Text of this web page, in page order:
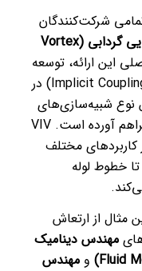
شرکت‌کنندگان
ارتعاش القایی گردابی (Vortex
این ارائه، توسعه
چشمگیر روش‌های کوپلینگ ضمنی (Implicit Coupling) در
نوع شبیه‌سازی‌های
پیچیده را به شیوه‌ای دقیق و کارآمد فراهم آورده است. VIV
مختلف
خطوط لوله
مثال از ارتعاش
مهندس دینامیک
و مهندس